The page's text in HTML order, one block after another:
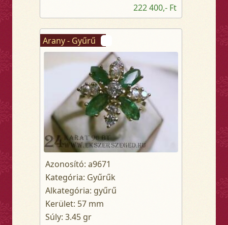
222 400,- Ft
Arany - Gyűrű
Azonosító: a9671
Kategória: Gyűrűk
Alkategória: gyűrű
Kerület: 57 mm
Súly: 3.45 gr